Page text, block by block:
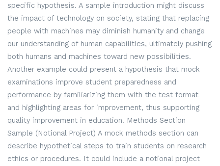
specific hypothesis. A sample introduction might discuss
the impact of technology on society, stating that replacing
people with machines may diminish humanity and change
our understanding of human capabilities, ultimately pushing
both humans and machines toward new possibilities.
Another example could present a hypothesis that mock
examinations improve student preparedness and
performance by familiarizing them with the test format
and highlighting areas for improvement, thus supporting
quality improvement in education. Methods Section
Sample (Notional Project) A mock methods section can
describe hypothetical steps to train students on research
ethics or procedures. It could include a notional project